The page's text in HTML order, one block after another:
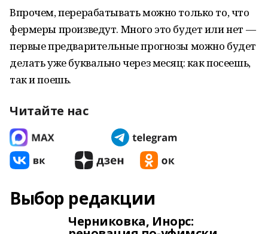
Впрочем, перерабатывать можно только то, что
фермеры произведут. Много это будет или нет —
первые предварительные прогнозы можно будет
делать уже буквально через месяц: как посеешь,
так и поешь.
Читайте нас
Выбор редакции
Черниковка, Инорс: